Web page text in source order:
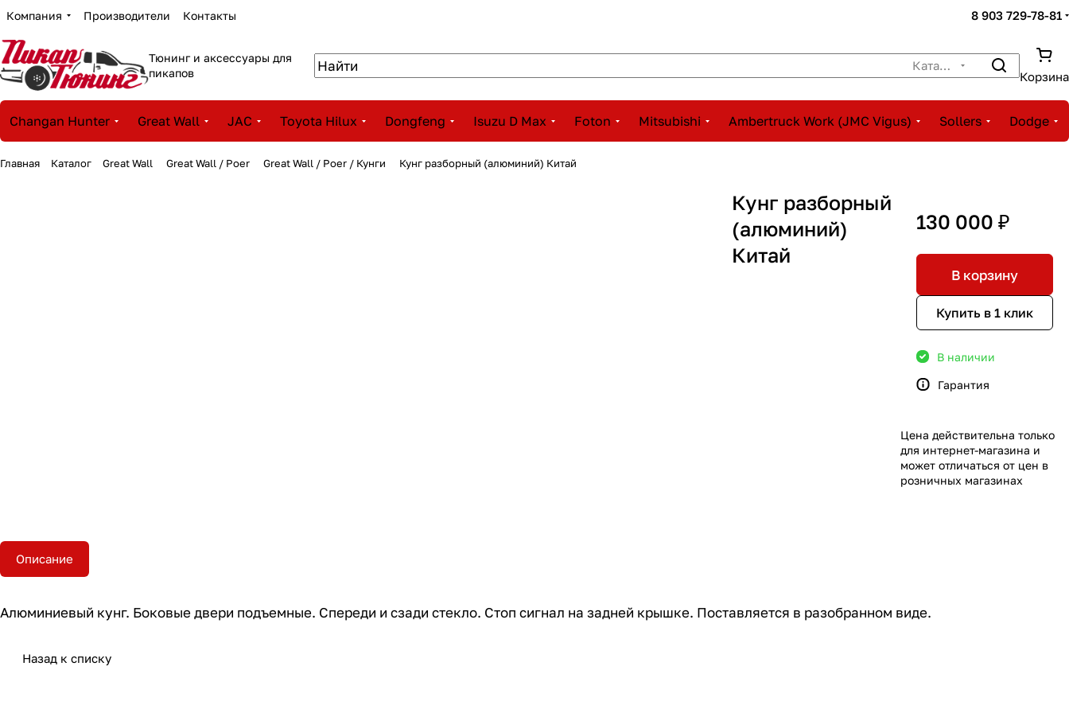
Компания Производители Контакты 8 903 729-78-81
Тюнинг и аксессуары для
пикапов
Корзина
Changan Hunter Great Wall JAC Toyota Hilux Dongfeng Isuzu D Max Foton Mitsubishi Ambertruck Work (JMC Vigus) Sollers Dodge
Главная Каталог Great Wall Great Wall / Poer Great Wall / Poer / Кунги Кунг разборный (алюминий) Китай
Кунг разборный
(алюминий)
Китай
130 000 ₽
В корзину
Купить в 1 клик
В наличии
Гарантия
Цена действительна только
для интернет-магазина и
может отличаться от цен в
розничных магазинах
Описание
Алюминиевый кунг. Боковые двери подъемные. Спереди и сзади стекло. Стоп сигнал на задней крышке. Поставляется в разобранном виде.
Назад к списку